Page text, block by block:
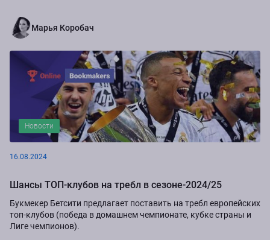
Марья Коробач
Новости
16.08.2024
Шансы ТОП-клубов на требл в сезоне-2024/25
Букмекер Бетсити предлагает поставить на требл европейских
топ-клубов (победа в домашнем чемпионате, кубке страны и
Лиге чемпионов).